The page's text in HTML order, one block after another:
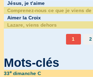
Jésus, je t’aime
Comprenez-nous ce que je viens de
Aimer la Croix
Lazare, viens dehors
1 2
Mots-clés
33edimanche C